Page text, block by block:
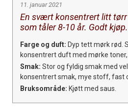
11. januar 2021
En svært konsentrert litt
som tåler 8-10 år. Godt
Farge og duft: Dyp tett mørk rød.
konsentrert duft med mørke
Smak: Stor og fyldig smak med
konsentrert smak, mye stoff, fast
Bruksområde: Kjøtt med saus.